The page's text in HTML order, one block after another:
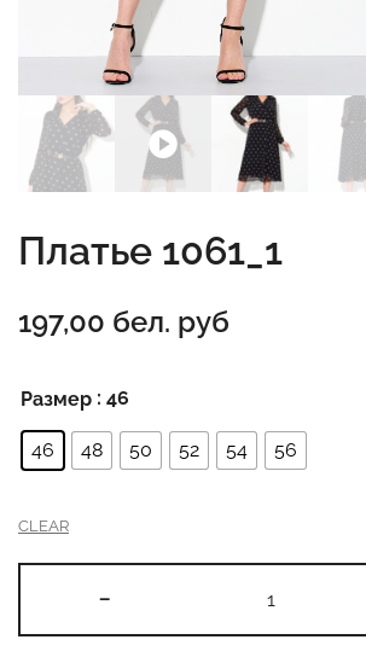
Платье 1061_1
197,00 бел. руб
Размер : 46
46 48 50 52 54 56
CLEAR
-
1061_1
quantity